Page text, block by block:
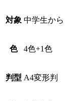
対象 中学生から
色 4色+1色
判型 A4変形判